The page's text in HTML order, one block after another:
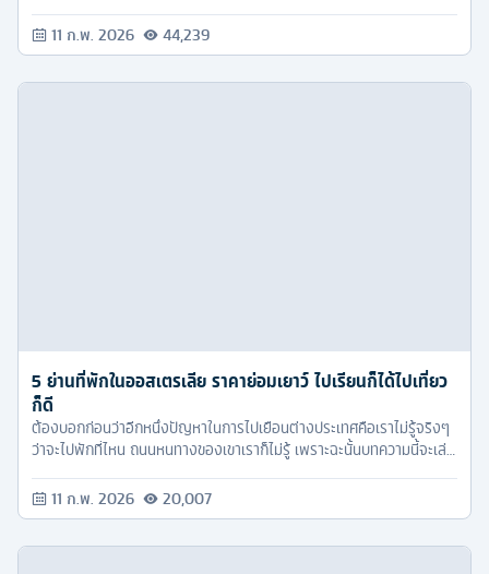
11 ก.พ. 2026 44,239
5 ย่านที่พักในออสเตรเลีย ราคาย่อมเยาว์ ไปเรียนก็ได้ไปเที่ยว
ก็ดี
ต้องบอกก่อนว่าอีกหนึ่งปัญหาในการไปเยือนต่างประเทศคือเราไม่รู้จริงๆ
ว่าจะไปพักที่ไหน ถนนหนทางของเขาเราก็ไม่รู้ เพราะฉะนั้นบทความนี้จะเล่า
ให้เพื่อนๆ ฟังว่ามีย่านไหนหรือโรงแรมไหนที่น่าพักบ้าง แอบวงเล็บว่าใน
ราคาย่อมเยาว์
11 ก.พ. 2026 20,007